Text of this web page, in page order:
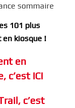
sommaire
101 plus
kiosque !
en
c’est ICI
c’est